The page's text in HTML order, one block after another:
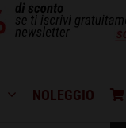
NOLEGGIO